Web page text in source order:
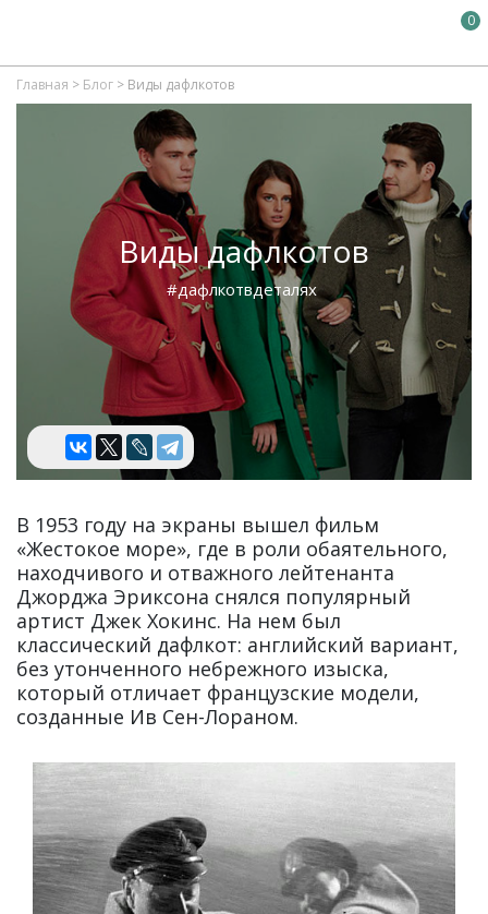
0
Главная > Блог > Виды дафлкотов
Виды дафлкотов
#дафлкотвдеталях
В 1953 году на экраны вышел фильм
«Жестокое море», где в роли обаятельного,
находчивого и отважного лейтенанта
Джорджа Эриксона снялся популярный
артист Джек Хокинс. На нем был
классический дафлкот: английский вариант,
без утонченного небрежного изыска,
который отличает французские модели,
созданные Ив Сен-Лораном.